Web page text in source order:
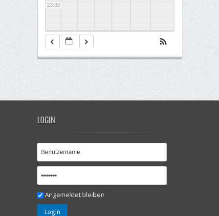
23:00
LOGIN
Angemeldet bleiben
Login